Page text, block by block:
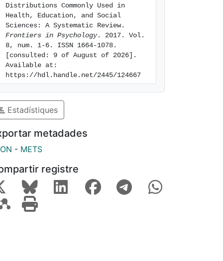
Distributions Commonly Used in
Health, Education, and Social
Frontiers in Psychology. 2017. Vol.
8, num. 1-6. ISSN 1664-1078.
[consulted: 9 of August of 2026].
Available at:
https://hdl.handle.net/2445/124667
Estadístiques
metadades
- METS
registre